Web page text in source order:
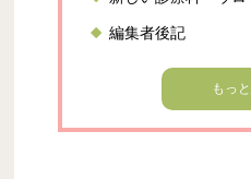
編集者後記
もっ